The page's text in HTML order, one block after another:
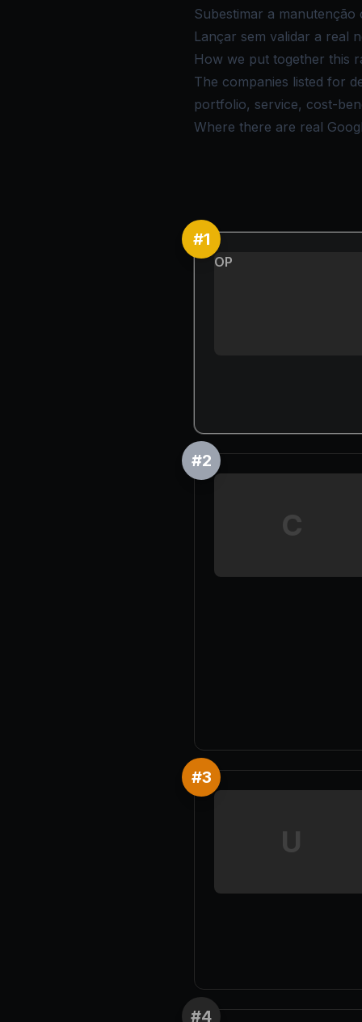
Subestimar a
Lançar sem validar a real
How we put together this
The companies listed for
portfolio, service, cost-
Where there are real
#1
OP
#2
C
#3
U
#4